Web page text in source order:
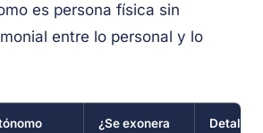
es persona física sin
entre lo personal y lo
¿Se exonera
Detalle